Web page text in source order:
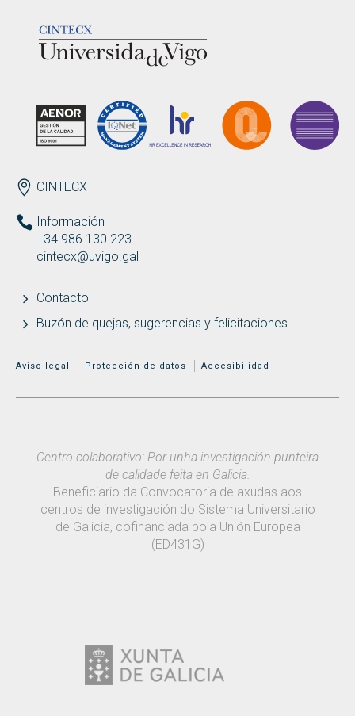
ENDEREZO ES
CINTECX
Información
+34 986 130 223
cintecx@uvigo.gal
Contacto
Buzón de quejas, sugerencias y felicitaciones
MENÚ ADICIONAL
Aviso legal Protección de datos Accesibilidad
Centro colaborativo: Por unha investigación punteira
de calidade feita en Galicia.
Beneficiario da Convocatoria de axudas aos
centros de investigación do Sistema Universitario
de Galicia, cofinanciada pola Unión Europea
(ED431G)